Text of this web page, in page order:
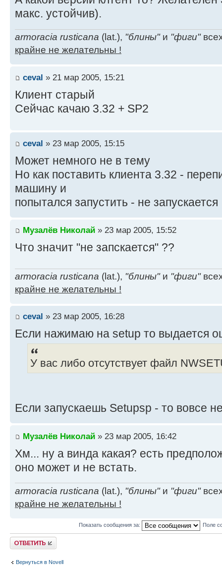
макс. устойчив).
armoracia rusticana (lat.), "блины"и "фиги"
крайне не желательны !
ceval » 21 мар 2005, 15:21
Клиент старый
Сейчас качаю 3.32 + SP2
ceval » 23 мар 2005, 15:15
Может немного не в тему
Но как поставить клиента 3.32 -
машину и
попытался запустить - не запускается
Музалёв Николай » 23 мар 2005, 15:52
Что значит "не запскается" ??
armoracia rusticana (lat.), "блины"и "фиги"
крайне не желательны !
ceval » 23 мар 2005, 16:28
Если нажимаю на setup то выдается
У вас либо отсутствует файл
Если запускаешь Setupsp - то вовсе
Музалёв Николай » 23 мар 2005, 16:42
Хм... ну а винда какая? есть
оно может и не встать.
armoracia rusticana (lat.), "блины"и "фиги"
крайне не желательны !
Показать сообщения за: Поле
Ответить
Вернуться в Novell